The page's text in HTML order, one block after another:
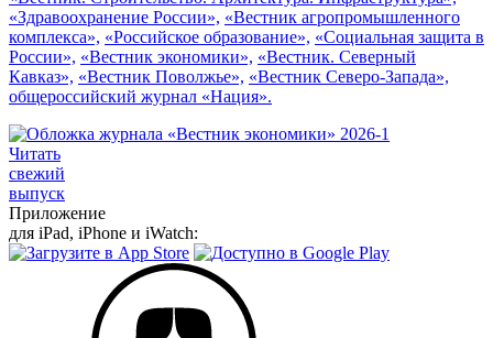
«Здравоохранение России», «Вестник агропромышленного
комплекса», «Российское образование», «Социальная защита в
России», «Вестник экономики», «Вестник. Северный
Кавказ», «Вестник Поволжье», «Вестник Северо-Запада»,
общероссийский журнал «Нация».
Читать
свежий
выпуск
Приложение
для iPad, iPhone и iWatch: